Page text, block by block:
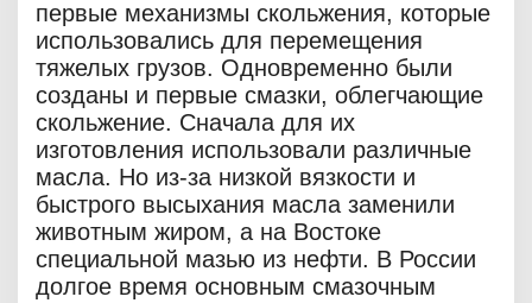
первые механизмы скольжения, которые
использовались для перемещения
тяжелых грузов. Одновременно были
созданы и первые смазки, облегчающие
скольжение. Сначала для их
изготовления использовали различные
масла. Но из-за низкой вязкости и
быстрого высыхания масла заменили
животным жиром, а на Востоке
специальной мазью из нефти. В России
долгое время основным смазочным